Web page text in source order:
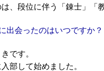
、段位に伴う「錬士」「
会ったのはいつですか？
です。
部して始めました。